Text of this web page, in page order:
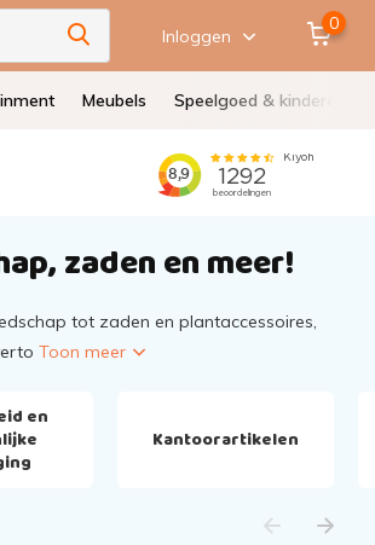
Inloggen
0
Meubels Speelgoed & kinderen
zaden en meer!
tot zaden en plantaccessoires,
Toon meer
en
Kantoorartikelen